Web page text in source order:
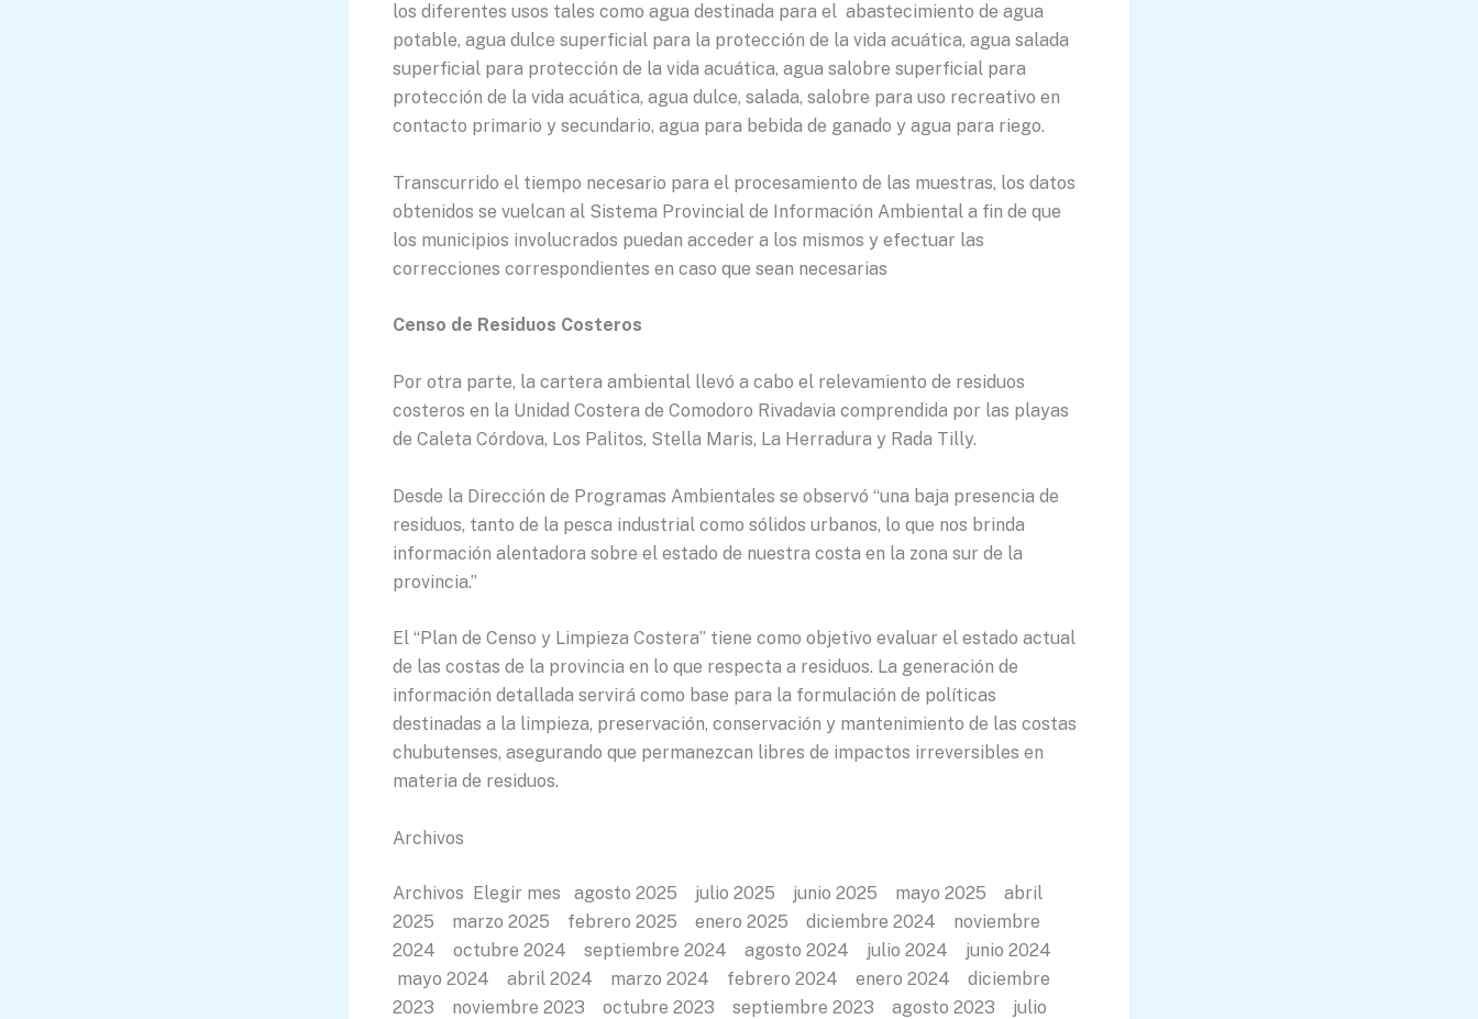
los diferentes usos tales como agua destinada para el abastecimiento de agua
potable, agua dulce superficial para la protección de la vida acuática, agua salada
superficial para protección de la vida acuática, agua salobre superficial para
protección de la vida acuática, agua dulce, salada, salobre para uso recreativo en
contacto primario y secundario, agua para bebida de ganado y agua para riego.
Transcurrido el tiempo necesario para el procesamiento de las muestras, los datos
obtenidos se vuelcan al Sistema Provincial de Información Ambiental a fin de que
los municipios involucrados puedan acceder a los mismos y efectuar las
correcciones correspondientes en caso que sean necesarias
Censo de Residuos Costeros
Por otra parte, la cartera ambiental llevó a cabo el relevamiento de residuos
costeros en la Unidad Costera de Comodoro Rivadavia comprendida por las playas
de Caleta Córdova, Los Palitos, Stella Maris, La Herradura y Rada Tilly.
Desde la Dirección de Programas Ambientales se observó “una baja presencia de
residuos, tanto de la pesca industrial como sólidos urbanos, lo que nos brinda
información alentadora sobre el estado de nuestra costa en la zona sur de la
provincia.”
El “Plan de Censo y Limpieza Costera” tiene como objetivo evaluar el estado actual
de las costas de la provincia en lo que respecta a residuos. La generación de
información detallada servirá como base para la formulación de políticas
destinadas a la limpieza, preservación, conservación y mantenimiento de las costas
chubutenses, asegurando que permanezcan libres de impactos irreversibles en
materia de residuos.
Archivos
Archivos Elegir mes agosto 2025 julio 2025 junio 2025 mayo 2025 abril
2025 marzo 2025 febrero 2025 enero 2025 diciembre 2024 noviembre
2024 octubre 2024 septiembre 2024 agosto 2024 julio 2024 junio 2024
mayo 2024 abril 2024 marzo 2024 febrero 2024 enero 2024 diciembre
2023 noviembre 2023 octubre 2023 septiembre 2023 agosto 2023 julio